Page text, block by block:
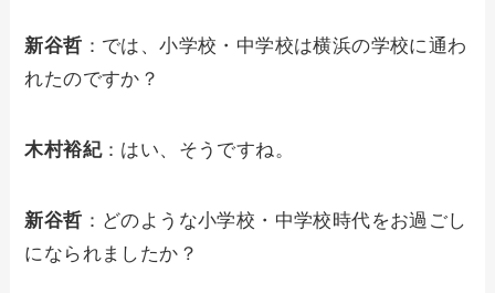
新谷哲 ：では、小学校・中学校は横浜の学校に通わ
れたのですか？
木村裕紀：はい、そうですね。
新谷哲 ：どのような小学校・中学校時代をお過ごし
になられましたか？